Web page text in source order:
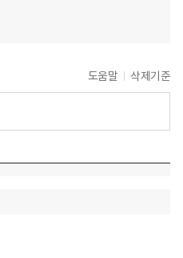
도움말 삭제기준